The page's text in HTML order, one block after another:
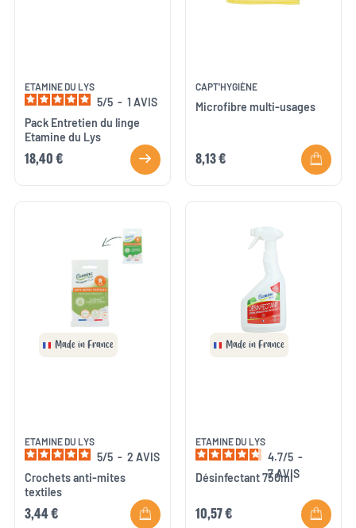
ETAMINE DU LYS
5/5 - 1AVIS
Pack Entretien du linge
Etamine du Lys
18,40 €
CAPT'HYGIÈNE
Microfibre multi-usages
8,13 €
Made in France
ETAMINE DU LYS
5/5 - 2AVIS
Crochets anti-mites
textiles
3,44 €
Made in France
ETAMINE DU LYS
4.7/5 -
7AVIS
Désinfectant 750ml
10,57 €